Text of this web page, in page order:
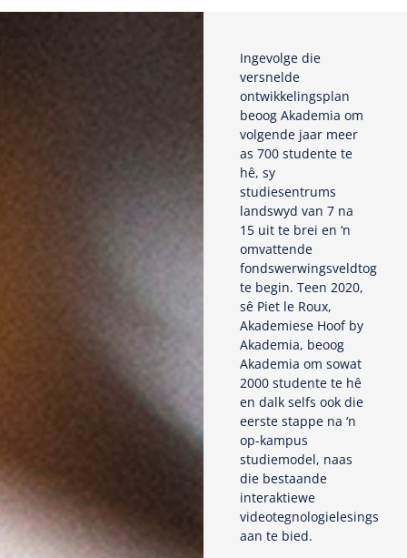
Ingevolge die
versnelde
ontwikkelingsplan
beoog Akademia om
volgende jaar meer
as 700 studente te
hê, sy
studiesentrums
landswyd van 7 na
15 uit te brei en ‘n
omvattende
fondswerwingsveldtog
te begin. Teen 2020,
sê Piet le Roux,
Akademiese Hoof by
Akademia, beoog
Akademia om sowat
2000 studente te hê
en dalk selfs ook die
eerste stappe na ‘n
op-kampus
studiemodel, naas
die bestaande
interaktiewe
videotegnologielesings
aan te bied.